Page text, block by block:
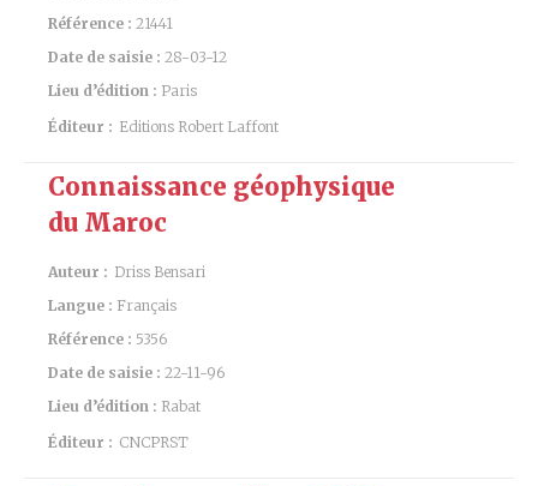
Référence : 21441
Date de saisie : 28-03-12
Lieu d’édition : Paris
Éditeur : Editions Robert Laffont
Connaissance géophysique
du Maroc
Auteur : Driss Bensari
Langue : Français
Référence : 5356
Date de saisie : 22-11-96
Lieu d’édition : Rabat
Éditeur : CNCPRST